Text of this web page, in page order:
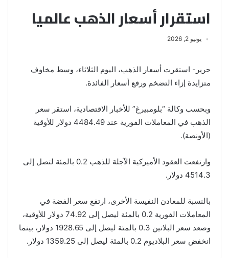
استقرار أسعار الذهب عالميا
يونيو 2, 2026
حرير- استقرت أسعار الذهب، اليوم الثلاثاء، وسط مخاوف
متزايدة إزاء ‌التضخم ورفع أسعار الفائدة.
وبحسب وكالة “بلومبيرغ” للأخبار الاقتصادية، استقر ⁠سعر
الذهب في المعاملات الفورية ​عند 4484.49 دولار للأوقية
(الأونصة).
وارتفعت العقود الأميركية الآجلة ‌للذهب 0.2 بالمئة لتصل إلى
4514.3 دولار.
بالنسبة للمعادن ​النفيسة الأخرى، ارتفع سعر الفضة في
المعاملات الفورية 0.2 بالمئة ليصل إلى 74.92 دولار للأوقية،
وصعد سعر البلاتين 0.3 بالمئة ليصل إلى 1928.65 دولار، بينما
انخفض سعر البلاديوم 0.2 بالمئة ليصل إلى 1359.25 دولار.